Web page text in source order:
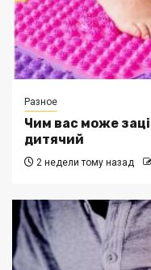
Разное
Чим вас може
дитячий
2 недели тому назад